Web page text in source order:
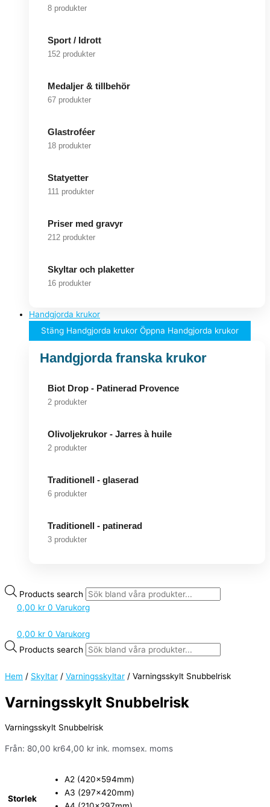
8 produkter
Sport / Idrott
152 produkter
Medaljer & tillbehör
67 produkter
Glastroféer
18 produkter
Statyetter
111 produkter
Priser med gravyr
212 produkter
Skyltar och plaketter
16 produkter
Handgjorda krukor
Stäng Handgjorda krukor Öppna Handgjorda krukor
Handgjorda franska krukor
Biot Drop - Patinerad Provence
2 produkter
Olivoljekrukor - Jarres à huile
2 produkter
Traditionell - glaserad
6 produkter
Traditionell - patinerad
3 produkter
Products search
0,00 kr 0 Varukorg
0,00 kr 0 Varukorg
Products search
Hem / Skyltar / Varningsskyltar / Varningsskylt Snubbelrisk
Varningsskylt Snubbelrisk
Varningsskylt Snubbelrisk
Från: 80,00 kr64,00 kr ink. momsex. moms
Storlek
A2 (420x594mm)
A3 (297x420mm)